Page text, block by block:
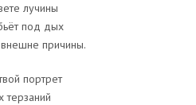
лучины
под дых
причины.
портрет
терзаний